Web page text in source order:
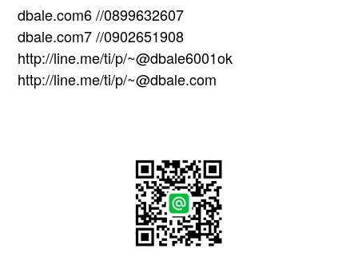
dbale.com6 //0899632607
dbale.com7 //0902651908
http://line.me/ti/p/~@dbale6001ok
http://line.me/ti/p/~@dbale.com